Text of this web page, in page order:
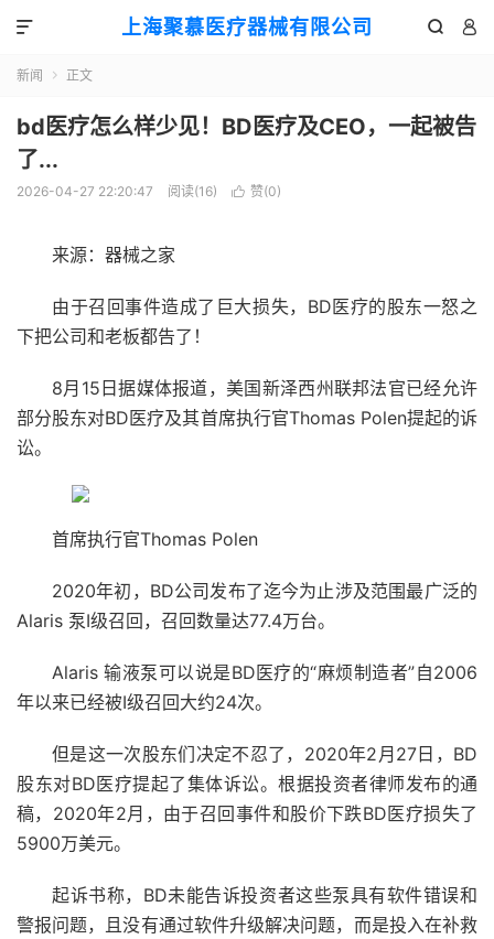
上海聚慕医疗器械有限公司  

新闻  正文
bd医疗怎么样少见！BD医疗及CEO，一起被告
了...
2026-04-27 22:20:47 阅读(16)  赞(0)
来源：器械之家
由于召回事件造成了巨大损失，BD医疗的股东一怒之
下把公司和老板都告了！
8月15日据媒体报道，美国新泽西州联邦法官已经允许
部分股东对BD医疗及其首席执行官Thomas Polen提起的诉
讼。
首席执行官Thomas Polen
2020年初，BD公司发布了迄今为止涉及范围最广泛的
Alaris 泵I级召回，召回数量达77.4万台。
Alaris 输液泵可以说是BD医疗的“麻烦制造者”自2006
年以来已经被I级召回大约24次。
但是这一次股东们决定不忍了，2020年2月27日，BD
股东对BD医疗提起了集体诉讼。根据投资者律师发布的通
稿，2020年2月，由于召回事件和股价下跌BD医疗损失了
5900万美元。
起诉书称，BD未能告诉投资者这些泵具有软件错误和
警报问题，且没有通过软件升级解决问题，而是投入在补救